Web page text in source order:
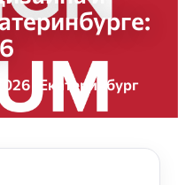
· Екатеринбург